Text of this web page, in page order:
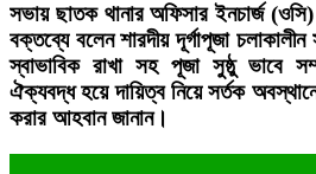
সভায় ছাতক থানার অফিসার ইনচার্জ
বক্তব্যে বলেন শারদীয় দূর্গাপূজা
স্বাভাবিক রাখা সহ পূজা সুষ্ঠু ভাবে
ঐক্যবদ্ধ হয়ে দায়িত্ব নিয়ে সর্তক
করার আহবান জানান।